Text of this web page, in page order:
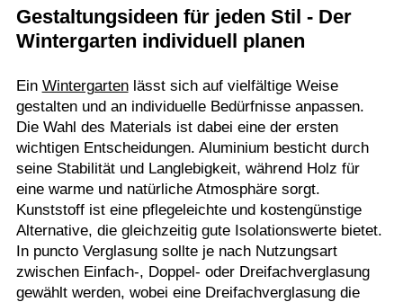
Gestaltungsideen für jeden Stil - Der
Wintergarten individuell planen
Ein Wintergartenlässt sich auf vielfältige Weise
gestalten und an individuelle Bedürfnisse anpassen.
Die Wahl des Materials ist dabei eine der ersten
wichtigen Entscheidungen. Aluminium besticht durch
seine Stabilität und Langlebigkeit, während Holz für
eine warme und natürliche Atmosphäre sorgt.
Kunststoff ist eine pflegeleichte und kostengünstige
Alternative, die gleichzeitig gute Isolationswerte bietet.
In puncto Verglasung sollte je nach Nutzungsart
zwischen Einfach-, Doppel- oder Dreifachverglasung
gewählt werden, wobei eine Dreifachverglasung die